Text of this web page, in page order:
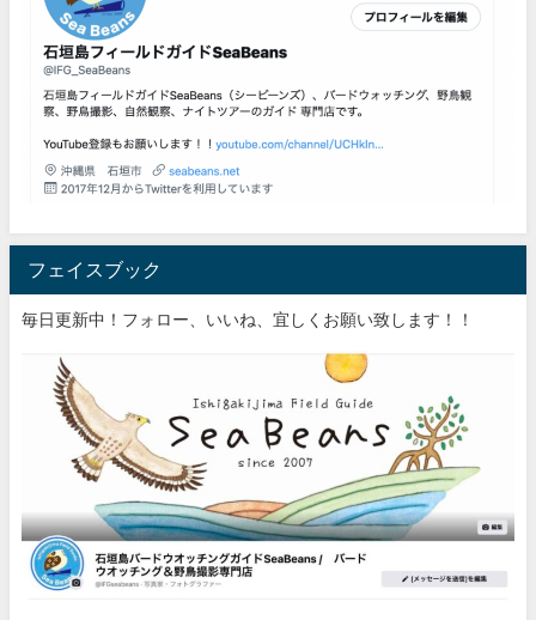
フェイスブック
毎日更新中！フォロー、いいね、宜しくお願い致します！！